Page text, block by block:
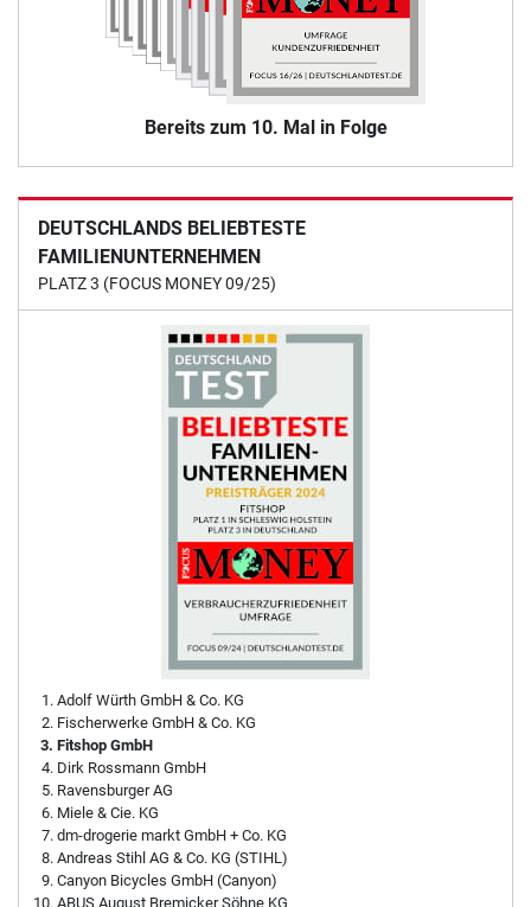
Bereits zum 10. Mal in Folge
DEUTSCHLANDS BELIEBTESTE
FAMILIENUNTERNEHMEN
PLATZ 3 (FOCUS MONEY 09/25)
Adolf Würth GmbH & Co. KG
Fischerwerke GmbH & Co. KG
Fitshop GmbH
Dirk Rossmann GmbH
Ravensburger AG
Miele & Cie. KG
dm-drogerie markt GmbH + Co. KG
Andreas Stihl AG & Co. KG (STIHL)
Canyon Bicycles GmbH (Canyon)
ABUS August Bremicker Söhne KG